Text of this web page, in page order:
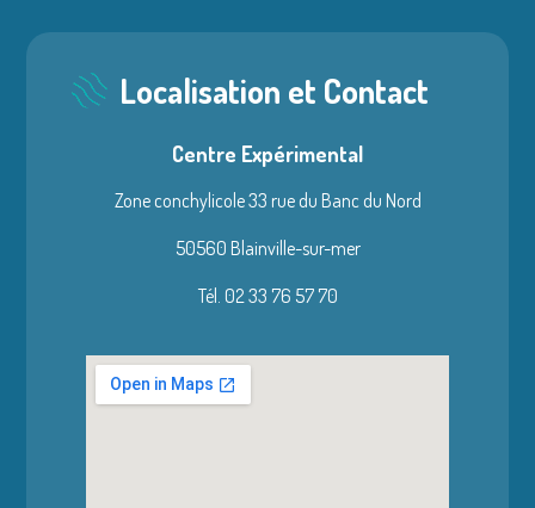
Localisation et Contact
Centre Expérimental
Zone conchylicole 33 rue du Banc du Nord
50560 Blainville-sur-mer
Tél. 02 33 76 57 70